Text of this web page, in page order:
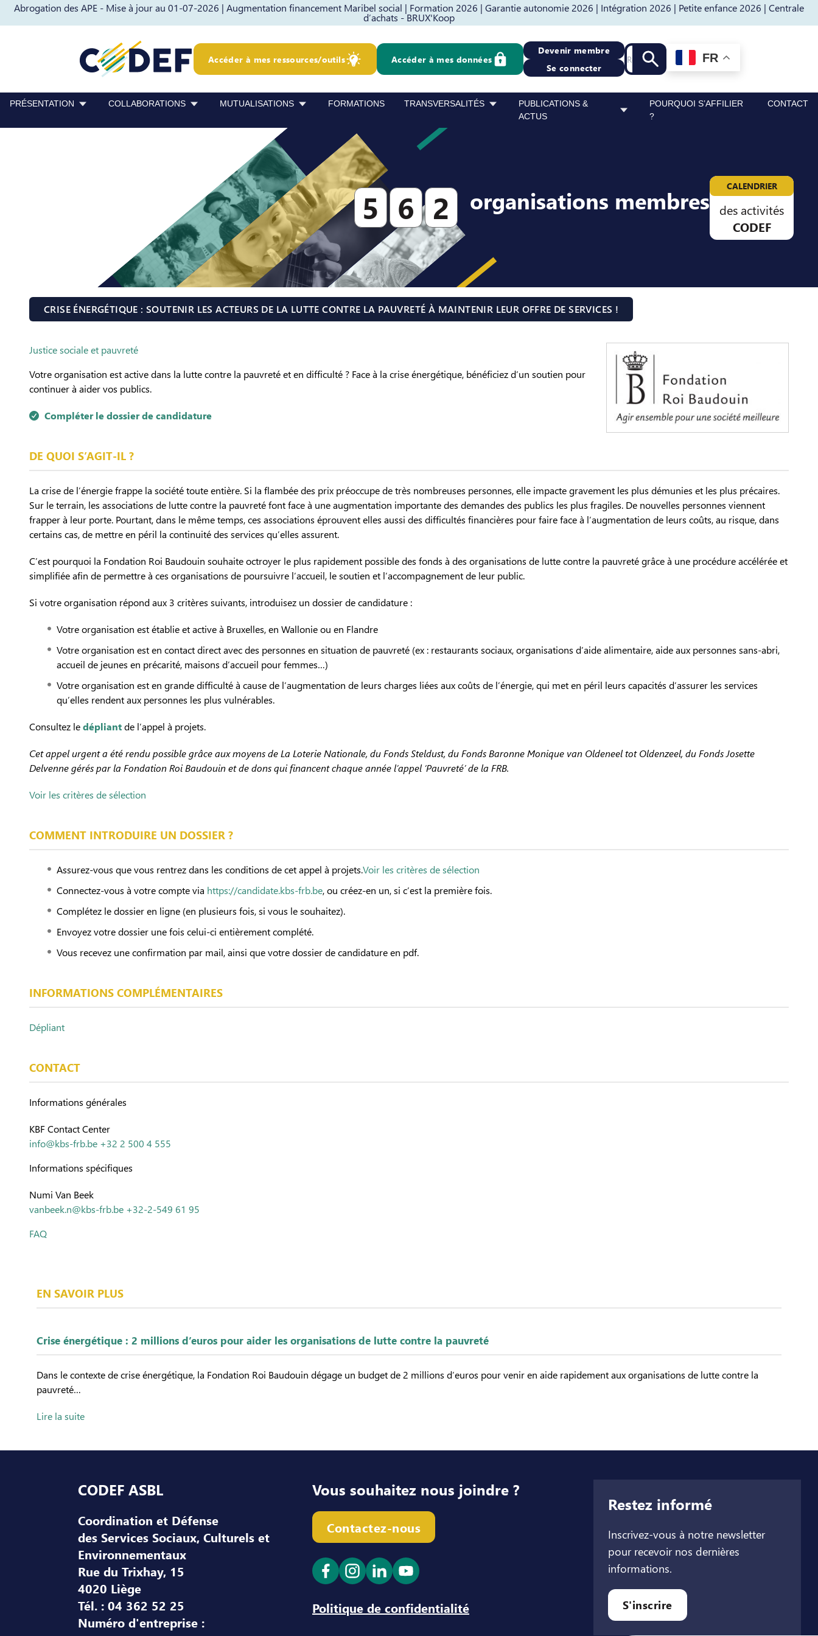
Abrogation des APE - Mise à jour au 01-07-2026 | Augmentation financement Maribel social | Formation 2026 | Garantie autonomie 2026 | Intégration 2026 | Petite enfance 2026 | Centrale
d’achats - BRUX'Koop
Passer au contenu Passer au pied de page
Accéder à mes ressources/outils Accéder à mes données
Devenir membre
Se connecter
Recherche
Lancer la recherche
FR
PRÉSENTATION COLLABORATIONS MUTUALISATIONS FORMATIONS TRANSVERSALITÉS
PUBLICATIONS &
ACTUS
POURQUOI S’AFFILIER
?
CONTACT
5 6 2 organisations membres CALENDRIER
des activités
CODEF
CRISE ÉNERGÉTIQUE : SOUTENIR LES ACTEURS DE LA LUTTE CONTRE LA PAUVRETÉ À MAINTENIR LEUR OFFRE DE SERVICES !
Justice sociale et pauvreté
Votre organisation est active dans la lutte contre la pauvreté et en difficulté ? Face à la crise énergétique, bénéficiez d’un soutien pour
continuer à aider vos publics.
Compléter le dossier de candidature
DE QUOI S’AGIT-IL ?
La crise de l’énergie frappe la société toute entière. Si la flambée des prix préoccupe de très nombreuses personnes, elle impacte gravement les plus démunies et les plus précaires.
Sur le terrain, les associations de lutte contre la pauvreté font face à une augmentation importante des demandes des publics les plus fragiles. De nouvelles personnes viennent
frapper à leur porte. Pourtant, dans le même temps, ces associations éprouvent elles aussi des difficultés financières pour faire face à l’augmentation de leurs coûts, au risque, dans
certains cas, de mettre en péril la continuité des services qu’elles assurent.
C’est pourquoi la Fondation Roi Baudouin souhaite octroyer le plus rapidement possible des fonds à des organisations de lutte contre la pauvreté grâce à une procédure accélérée et
simplifiée afin de permettre à ces organisations de poursuivre l’accueil, le soutien et l’accompagnement de leur public.
Si votre organisation répond aux 3 critères suivants, introduisez un dossier de candidature :
Votre organisation est établie et active à Bruxelles, en Wallonie ou en Flandre
Votre organisation est en contact direct avec des personnes en situation de pauvreté (ex : restaurants sociaux, organisations d’aide alimentaire, aide aux personnes sans-abri,
accueil de jeunes en précarité, maisons d’accueil pour femmes…)
Votre organisation est en grande difficulté à cause de l’augmentation de leurs charges liées aux coûts de l’énergie, qui met en péril leurs capacités d’assurer les services
qu’elles rendent aux personnes les plus vulnérables.
Consultez ledépliantde l’appel à projets.
Cet appel urgent a été rendu possible grâce aux moyens de La Loterie Nationale, du Fonds Steldust, du Fonds Baronne Monique van Oldeneel tot Oldenzeel, du Fonds Josette
Delvenne gérés par la Fondation Roi Baudouin et de dons qui financent chaque année l’appel ‘Pauvreté’ de la FRB.
Voir les critères de sélection
COMMENT INTRODUIRE UN DOSSIER ?
Assurez-vous que vous rentrez dans les conditions de cet appel à projets.Voir les critères de sélection
Connectez-vous à votre compte via https://candidate.kbs-frb.be, ou créez-en un, si c’est la première fois.
Complétez le dossier en ligne (en plusieurs fois, si vous le souhaitez).
Envoyez votre dossier une fois celui-ci entièrement complété.
Vous recevez une confirmation par mail, ainsi que votre dossier de candidature en pdf.
INFORMATIONS COMPLÉMENTAIRES
Dépliant
CONTACT
Informations générales
KBF Contact Center
info@kbs-frb.be +32 2 500 4 555
Informations spécifiques
Numi Van Beek
vanbeek.n@kbs-frb.be +32-2-549 61 95
FAQ
EN SAVOIR PLUS
Crise énergétique : 2 millions d’euros pour aider les organisations de lutte contre la pauvreté
Dans le contexte de crise énergétique, la Fondation Roi Baudouin dégage un budget de 2 millions d’euros pour venir en aide rapidement aux organisations de lutte contre la
pauvreté…
Lire la suite
Pied de page
CODEF ASBL
Coordination et Défense
des Services Sociaux, Culturels et
Environnementaux
Rue du Trixhay, 15
4020 Liège
Tél. : 04 362 52 25
Numéro d'entreprise :
Vous souhaitez nous joindre ?
Contactez-nous
Ouvrir le lien dans un nouvel onglet
Ouvrir le lien dans un nouvel onglet
Ouvrir le lien dans un nouvel onglet
Ouvrir le lien dans un nouvel onglet
Politique de confidentialité
Restez informé
Inscrivez-vous à notre newsletter
pour recevoir nos dernières
informations.
S'inscrire